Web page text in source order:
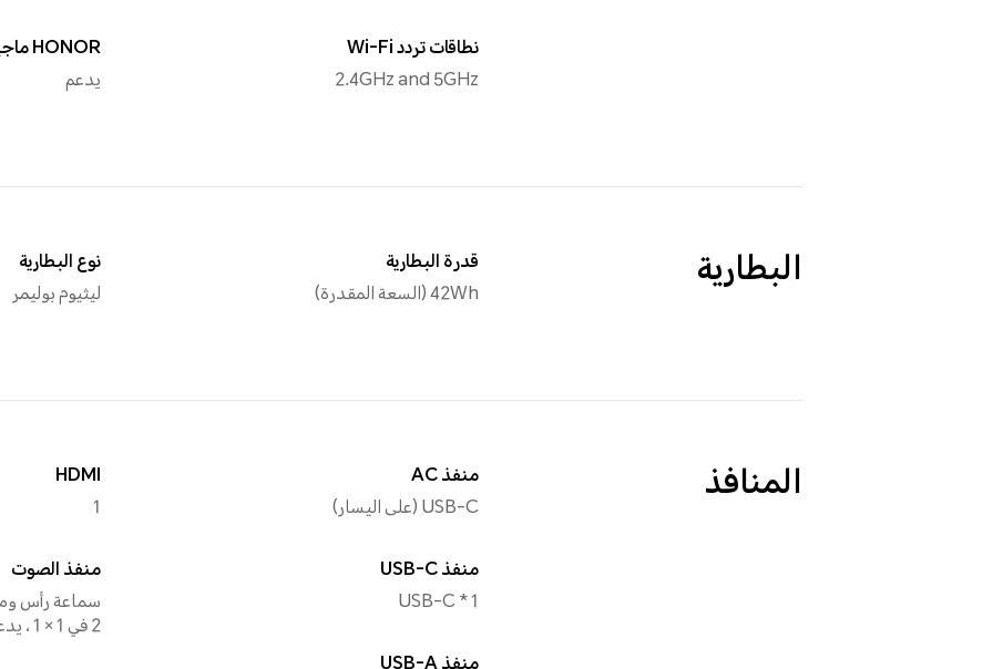
نطاقات تردد Wi-Fi
2.4GHz and 5GHz
HONOR ماجيك لينك
يدعم
البطارية
قدرة البطارية
42Wh (السعة المقدرة)
نوع البطارية
ليثيوم بوليمر
المنافذ
منفذ AC
USB-C (على اليسار)
منفذ USB-C
USB-C * 1
HDMI
1
منفذ الصوت
2 في 1 × 1 ، يدعمان كلاً من OMTP و CTIA